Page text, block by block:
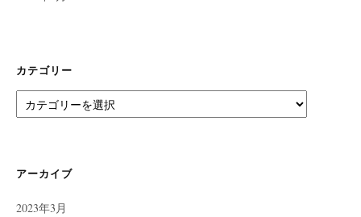
カテゴリー
テ
ー
アーカイブ
2023年3月